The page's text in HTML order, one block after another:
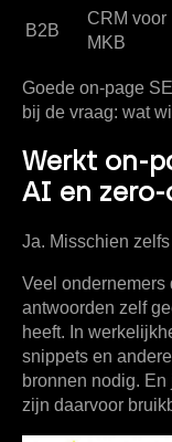
B2B
CRM voor
MKB
Goede on-page
bij de vraag: wat
Werkt on-
AI en
Ja. Misschien
Veel ondernemers
antwoorden zelf
heeft. In
snippets en
bronnen nodig.
zijn daarvoor